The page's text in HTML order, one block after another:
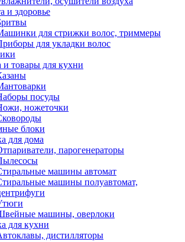
и здоровье
для стрижки волос, триммеры
для укладки волос
и товары для кухни
посуды
ножеточки
блоки
для дома
парогенераторы
машины автомат
машины полуавтомат,
машины, оверлоки
для кухни
дистилляторы